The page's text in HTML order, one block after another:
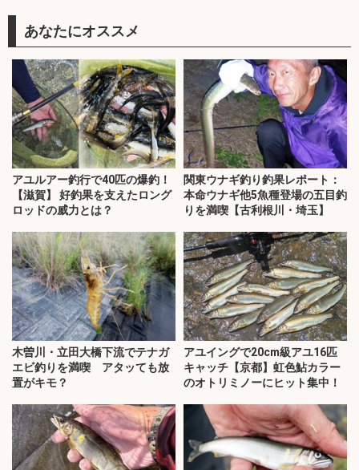
あなたにオススメ
アユルアー釣行で40匹の爆釣！
【滋賀】 好釣果を支えたロング
ロッドの威力とは？
関東ウナギ釣り釣果レポート：
本命ウナギ他5魚種登場の五目釣
りを満喫【古利根川・埼玉】
木曽川・立田大橋下流でテナガ
エビ釣りを満喫 アタッても放
置がキモ？
アユイングで20cm級アユ16匹
キャッチ【京都】虹色鮎カラー
のオトリミノーにヒット集中！